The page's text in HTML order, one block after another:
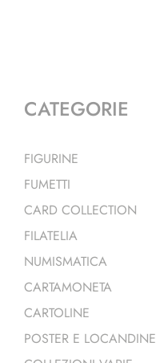
CATEGORIE
FIGURINE
FUMETTI
CARD COLLECTION
FILATELIA
NUMISMATICA
CARTAMONETA
CARTOLINE
POSTER E LOCANDINE